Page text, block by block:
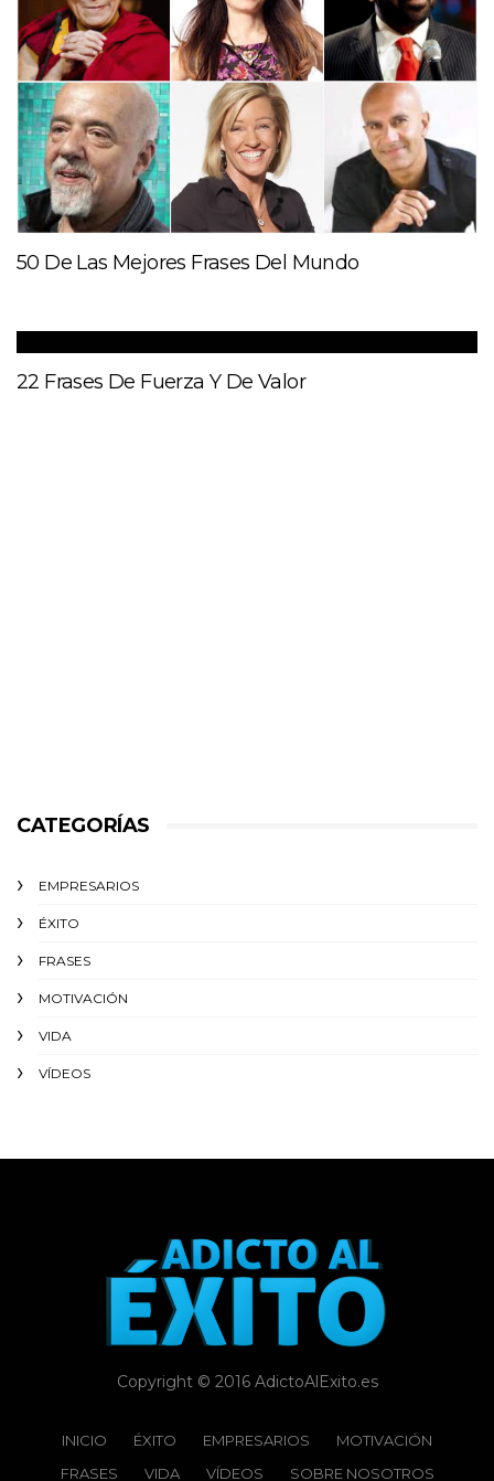
50 De Las Mejores Frases Del Mundo
22 Frases De Fuerza Y De Valor
CATEGORÍAS
EMPRESARIOS
ÉXITO‬
FRASES
MOTIVACIÓN
VIDA
VÍDEOS
Copyright © 2016 AdictoAlExito.es
INICIO ÉXITO‬ EMPRESARIOS
MOTIVACIÓN
FRASES
VIDA VÍDEOS SOBRE NOSOTROS